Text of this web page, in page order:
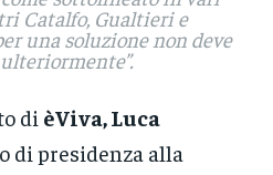
Catalfo, Gualtieri e
una soluzione non deve
.
di èViva, Luca
di presidenza alla